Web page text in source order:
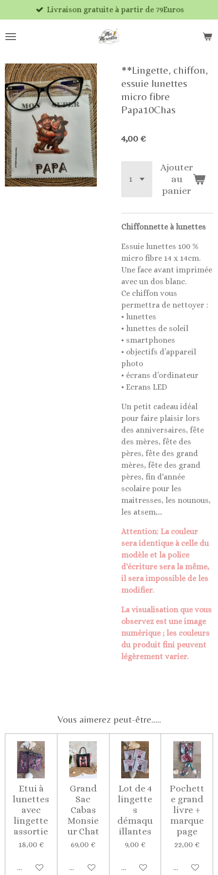
au
contenu
Livraison gratuite à partir de 79Euros
**Lingette, chiffon,
essuie lunettes
micro fibre
Papa10Chas
4,00 €
Ajouter
au
panier
Chiffonnette à lunettes
Essuie lunettes 100 %
micro fibre 14 x 14cm.
Une face avant imprimée
avec un dos blanc.
Ce chiffon vous
permettra de nettoyer :
• lunettes
• lunettes de soleil
• smartphones
• objectifs d’appareil
photo
• écrans d’ordinateur
• Ecrans LED
Un petit cadeau idéal
pour faire plaisir lors
des anniversaires, fête
des mères, fête des
pères, fête des grand
mères, fête des grand
pères, fin d'année
scolaire pour les
maitresses, les nounous,
les atsem,...
Attention: La couleur
sera identique à celle du
modèle et la police
d'écriture sera la même,
il sera impossible de les
modifier.
La visualisation que vous
observez est une image
numérique ; les couleurs
du produit fini peuvent
légèrement varier.
Vous aimerez peut-être.....
Etui à
lunettes
avec
lingette
assortie
18,00 €
Ajouter au panier
Grand
Sac
Cabas
Monsie
ur Chat
69,00 €
Ajouter au panier
Lot de 4
lingette
s
démaqu
illantes
9,00 €
Ajouter au panier
Pochett
e grand
livre +
marque
page
22,00 €
Ajouter au